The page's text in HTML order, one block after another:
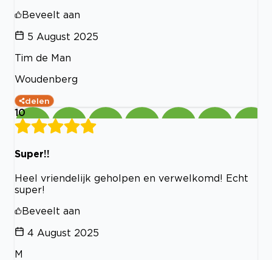
Beveelt aan
5 August 2025
Tim de Man
Woudenberg
delen
10
Super!!
Heel vriendelijk geholpen en verwelkomd! Echt
super!
Beveelt aan
4 August 2025
M